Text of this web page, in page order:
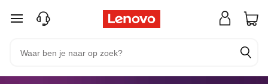
Ga naar de hoofdinhoud